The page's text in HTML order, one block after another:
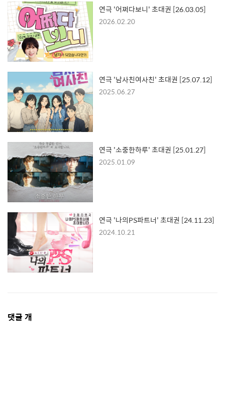
연극 '어쩌다보니' 초대권 [26.03.05]
2026.02.20
연극 '남사친여사친' 초대권 [25.07.12]
2025.06.27
연극 '소중한하루' 초대권 [25.01.27]
2025.01.09
연극 '나의PS파트너' 초대권 [24.11.23]
2024.10.21
댓
댓글 개